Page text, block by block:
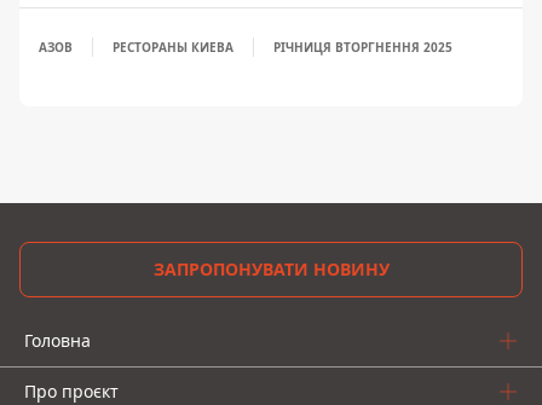
АЗОВ РЕСТОРАНЫ КИЕВА РІЧНИЦЯ ВТОРГНЕННЯ 2025
ЗАПРОПОНУВАТИ НОВИНУ
Головна
Про проєкт